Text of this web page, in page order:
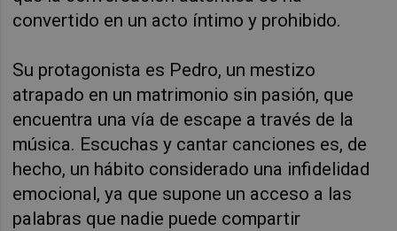
convertido en un acto íntimo y prohibido.
Su protagonista es Pedro, un mestizo
atrapado en un matrimonio sin pasión, que
encuentra una vía de escape a través de la
música. Escuchas y cantar canciones es, de
hecho, un hábito considerado una infidelidad
emocional, ya que supone un acceso a las
palabras que nadie puede compartir